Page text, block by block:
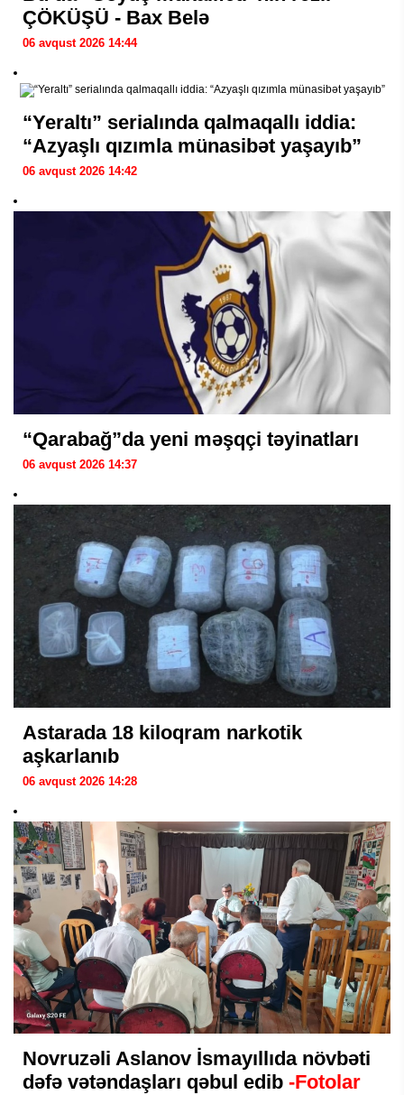
ÇÖKÜŞÜ - Bax Belə
06 avqust 2026 14:44
“Yeraltı” serialında qalmaqallı iddia:
“Azyaşlı qızımla münasibət yaşayıb”
06 avqust 2026 14:42
“Qarabağ”da yeni məşqçi təyinatları
06 avqust 2026 14:37
Astarada 18 kiloqram narkotik
aşkarlanıb
06 avqust 2026 14:28
Novruzəli Aslanov İsmayıllıda növbəti
dəfə vətəndaşları qəbul edib -Fotolar